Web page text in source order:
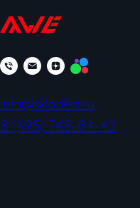
info@skladkar.ru
8 (495) 748-84-42